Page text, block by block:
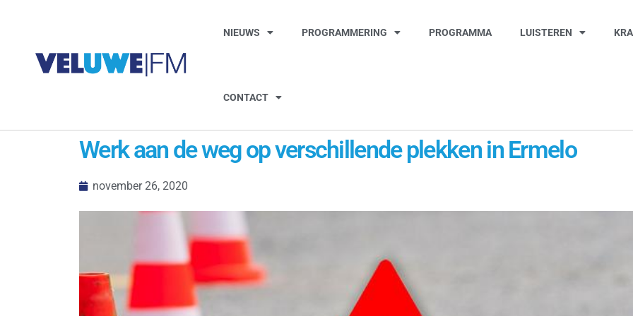
NIEUWS PROGRAMMERING PROGRAMMA LUISTEREN
CONTACT
Werk aan de weg op verschillende plekken in Ermelo
november 26, 2020